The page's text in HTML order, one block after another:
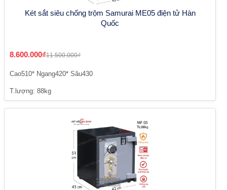
Két sắt siêu chống trộm Samurai ME05 điện tử Hàn
Quốc
8.600.000₫11.500.000₫
Cao510* Ngang420* Sâu430
T.lượng: 88kg